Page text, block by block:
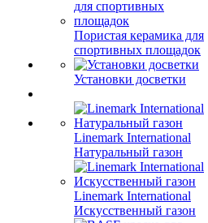
Пористая керамика для
спортивных площадок
Установки досветки
Linemark International
Натуральный газон
Linemark International
Искусственный газон